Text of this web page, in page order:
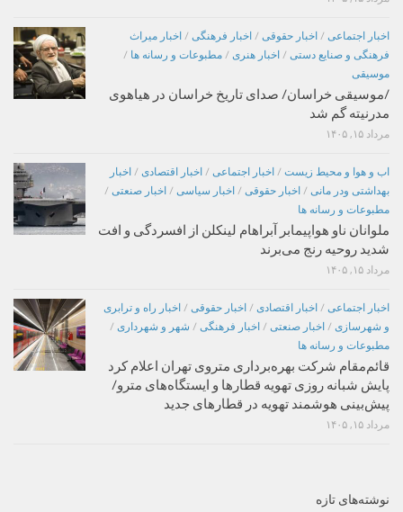
اخبار اجتماعی / اخبار حقوقی / اخبار فرهنگی / اخبار میراث
فرهنگی و صنایع دستی / اخبار هنری / مطبوعات و رسانه ها /
موسیقی
/موسیقی خراسان/ صدای تاریخ خراسان در هیاهوی
مدرنیته گم شد
مرداد ۱۵, ۱۴۰۵
اب و هوا و محیط زیست / اخبار اجتماعی / اخبار اقتصادی / اخبار
بهداشتی ودر مانی / اخبار حقوقی / اخبار سیاسی / اخبار صنعتی /
مطبوعات و رسانه ها
ملوانان ناو هواپیمابر آبراهام لینکلن از افسردگی و افت
شدید روحیه رنج می‌برند
مرداد ۱۵, ۱۴۰۵
اخبار اجتماعی / اخبار اقتصادی / اخبار حقوقی / اخبار راه و ترابری
و شهرسازی / اخبار صنعتی / اخبار فرهنگی / شهر و شهرداری /
مطبوعات و رسانه ها
قائم‌مقام شرکت بهره‌برداری متروی تهران اعلام کرد
پایش شبانه روزی تهویه قطارها و ایستگاه‌های مترو/
پیش‌بینی هوشمند تهویه در قطارهای جدید
مرداد ۱۵, ۱۴۰۵
نوشته‌های تازه